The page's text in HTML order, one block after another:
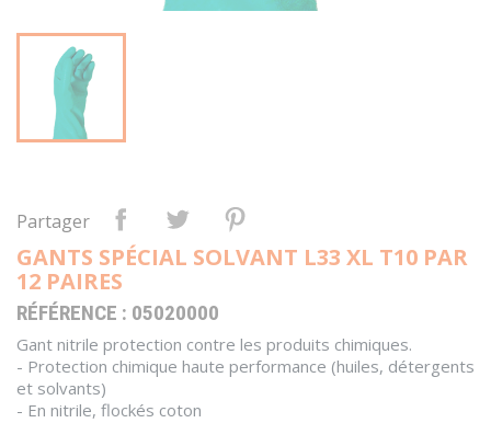
Partager
GANTS SPÉCIAL SOLVANT L33 XL T10 PAR
12 PAIRES
RÉFÉRENCE : 05020000
Gant nitrile protection contre les produits chimiques.
- Protection chimique haute performance (huiles, détergents
et solvants)
- En nitrile, flockés coton